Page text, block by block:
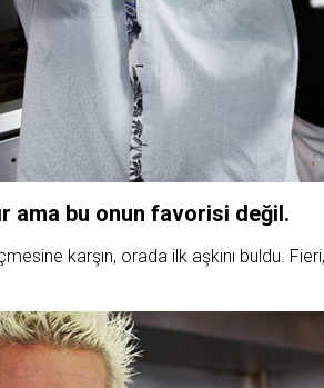
ama bu onun favorisi değil.
karşın, orada ilk aşkını buldu.